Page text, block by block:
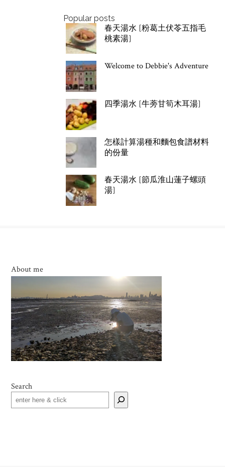
Popular posts
春天湯水 [粉葛土伏苓五指毛
桃素湯]
Welcome to Debbie's Adventure
四季湯水 [牛蒡甘筍木耳湯]
怎樣計算湯種和麵包食譜材料
的份量
春天湯水 [節瓜淮山蓮子螺頭
湯]
About me
Search